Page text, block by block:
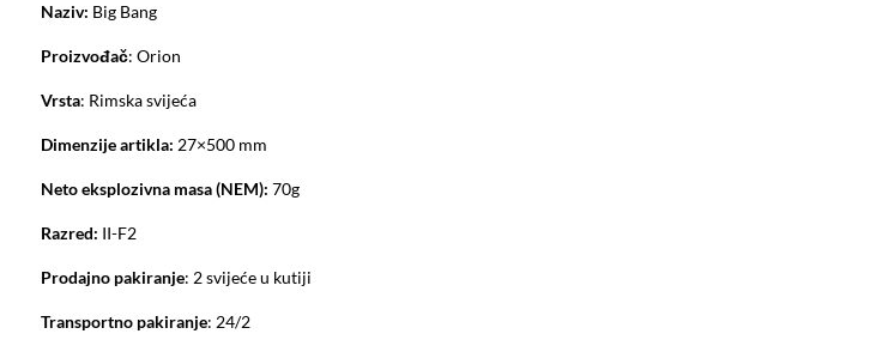
Naziv: Big Bang
Proizvođač: Orion
Vrsta: Rimska svijeća
Dimenzije artikla: 27×500 mm
Neto eksplozivna masa (NEM): 70g
Razred: II-F2
Prodajno pakiranje: 2 svijeće u kutiji
Transportno pakiranje: 24/2